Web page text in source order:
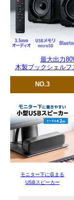
最大出力
木製ブックシェルフ
NO.3
モニター下に収まる
USBスピーカー